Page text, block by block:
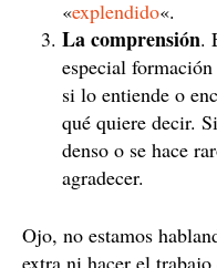
«explendido«.
La comprensión.
especial
si lo entiende o
qué quiere decir.
denso o se hace
agradecer.
Ojo, no estamos
extra ni hacer el